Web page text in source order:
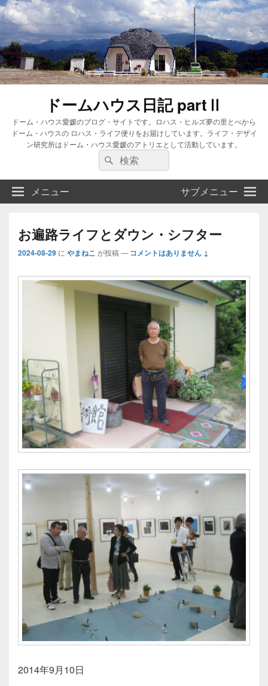
ドームハウス日記 partⅡ
ドーム・ハウス愛媛のブログ・サイトです。ロハス・ヒルズ夢の里とべから
ドーム・ハウスの ロハス・ライフ便りをお届けしています。ライフ・デザイ
ン研究所はドーム・ハウス愛媛のアトリエとして活動しています。
検
索:
検
索
メニュー サブメニュー
お遍路ライフとダウン・シフター
2024-08-29 に やまねこ が投稿 — コメントはありません ↓
2014年9月10日